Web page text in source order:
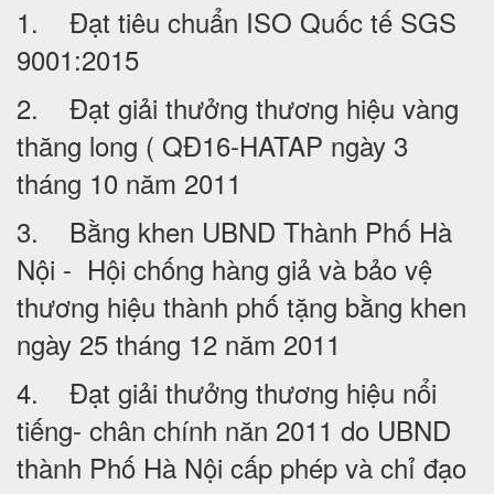
1. Đạt tiêu chuẩn ISO Quốc tế SGS
9001:2015
2. Đạt giải thưởng thương hiệu vàng
thăng long ( QĐ16-HATAP ngày 3
tháng 10 năm 2011
3. Bằng khen UBND Thành Phố Hà
Nội - Hội chống hàng giả và bảo vệ
thương hiệu thành phố tặng bằng khen
ngày 25 tháng 12 năm 2011
4. Đạt giải thưởng thương hiệu nổi
tiếng- chân chính năn 2011 do UBND
thành Phố Hà Nội cấp phép và chỉ đạo